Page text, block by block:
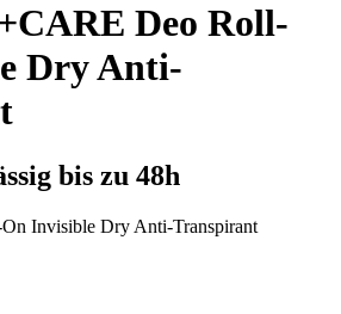
Deo Roll-
Dry Anti-
bis zu 48h
Invisible Dry Anti-Transpirant